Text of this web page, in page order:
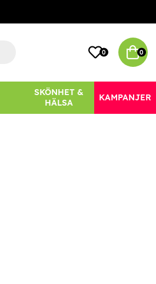
0 0
SKÖNHET &
HÄLSA
KAMPANJER